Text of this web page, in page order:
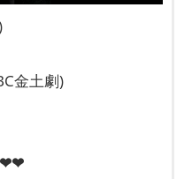
金土劇)